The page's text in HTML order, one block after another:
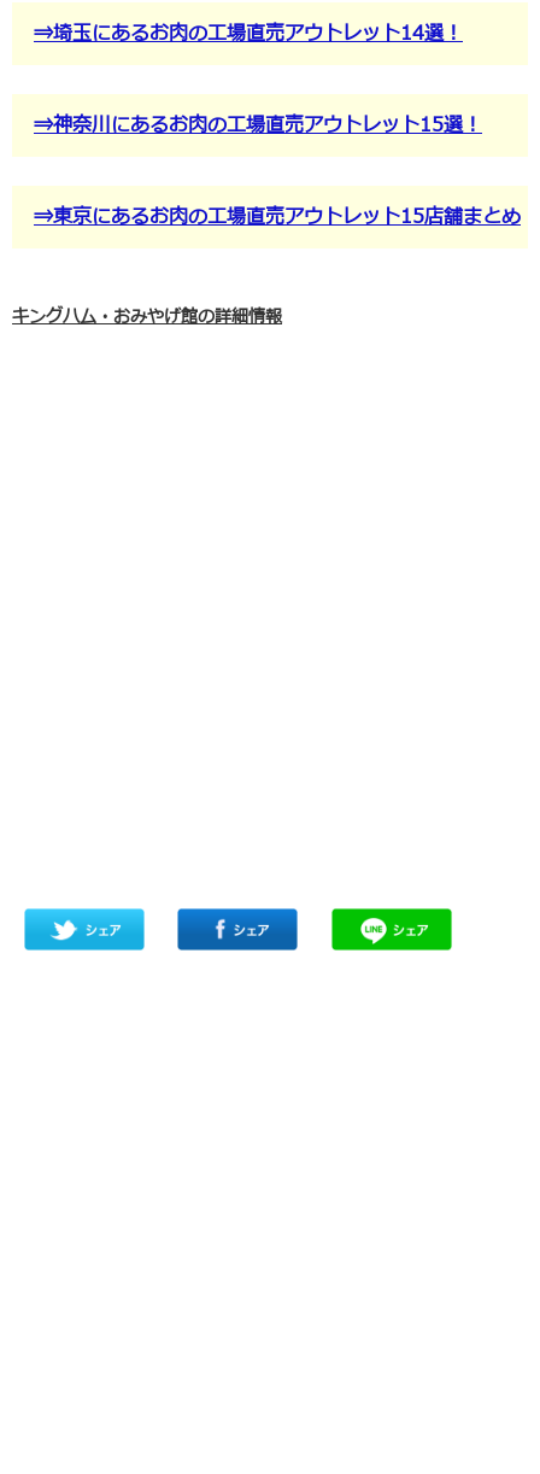
⇒埼玉にあるお肉の工場直売アウトレット14選！
⇒神奈川にあるお肉の工場直売アウトレット15選！
⇒東京にあるお肉の工場直売アウトレット15店舗まとめ
キングハム・おみやげ館の詳細情報